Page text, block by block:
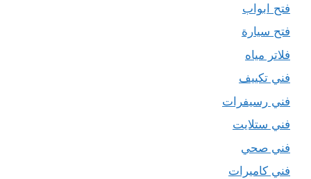
فتح ابواب
فتح سيارة
فلاتر مياه
فني تكييف
فني رسيفرات
فني ستلايت
فني صحي
فني كاميرات